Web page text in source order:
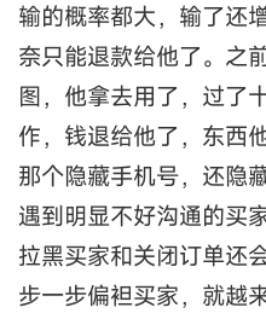
输的概率都大，输了还
奈只能退款给他了。之
图，他拿去用了，过了
作，钱退给他了，东西
那个隐藏手机号，还隐
遇到明显不好沟通的买
拉黑买家和关闭订单还
步一步偏袒买家，就越